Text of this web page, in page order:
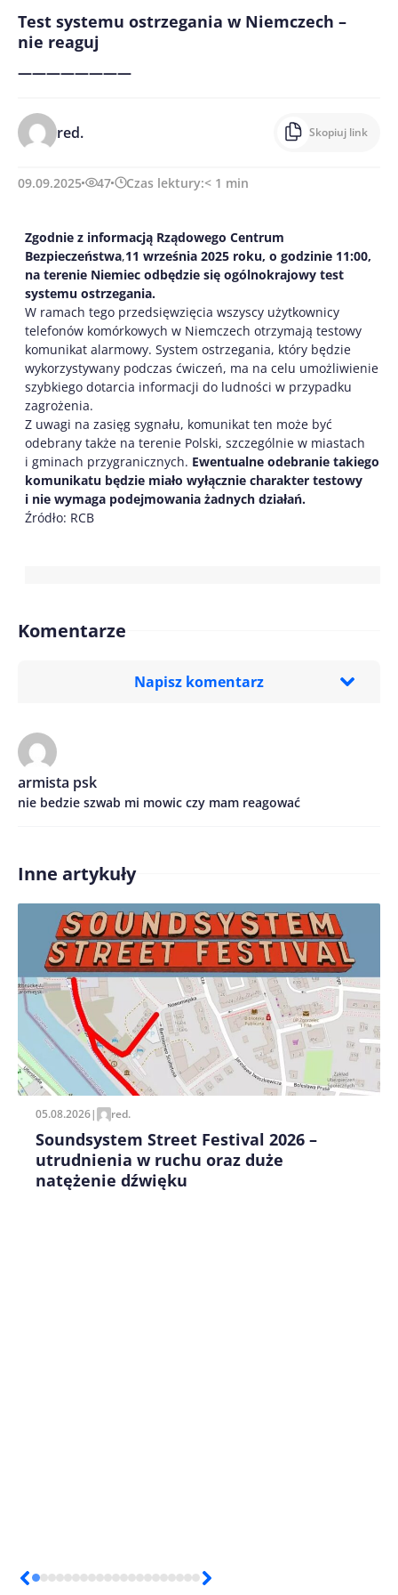
Test systemu ostrzegania w Niemczech –
nie reaguj
————————
red. Skopiuj link
09.09.2025 47 Czas lektury:< 1 min
Zgodnie z informacją Rządowego Centrum
Bezpieczeństwa,11 września 2025 roku, o godzinie 11:00,
na terenie Niemiec odbędzie się ogólnokrajowy test
systemu ostrzegania.
W ramach tego przedsięwzięcia wszyscy użytkownicy
telefonów komórkowych w Niemczech otrzymają testowy
komunikat alarmowy. System ostrzegania, który będzie
wykorzystywany podczas ćwiczeń, ma na celu umożliwienie
szybkiego dotarcia informacji do ludności w przypadku
zagrożenia.
Z uwagi na zasięg sygnału, komunikat ten może być
odebrany także na terenie Polski, szczególnie w miastach
i gminach przygranicznych. Ewentualne odebranie takiego
komunikatu będzie miało wyłącznie charakter testowy
i nie wymaga podejmowania żadnych działań.
Źródło: RCB
Komentarze
Napisz komentarz
Treść komentarza*
Imię/ Nick*
Zapamiętaj moje dane w tej przeglądarce podczas
pisania kolejnych komentarzy.
armista psk
nie bedzie szwab mi mowic czy mam reagować
Inne artykuły
05.08.2026| red.
Soundsystem Street Festival 2026 –
utrudnienia w ruchu oraz duże
natężenie dźwięku